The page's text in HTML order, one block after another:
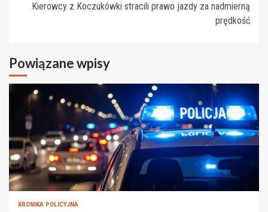
Kierowcy z Koczukówki stracili prawo jazdy za nadmierną
prędkość
Powiązane wpisy
KRONIKA POLICYJNA